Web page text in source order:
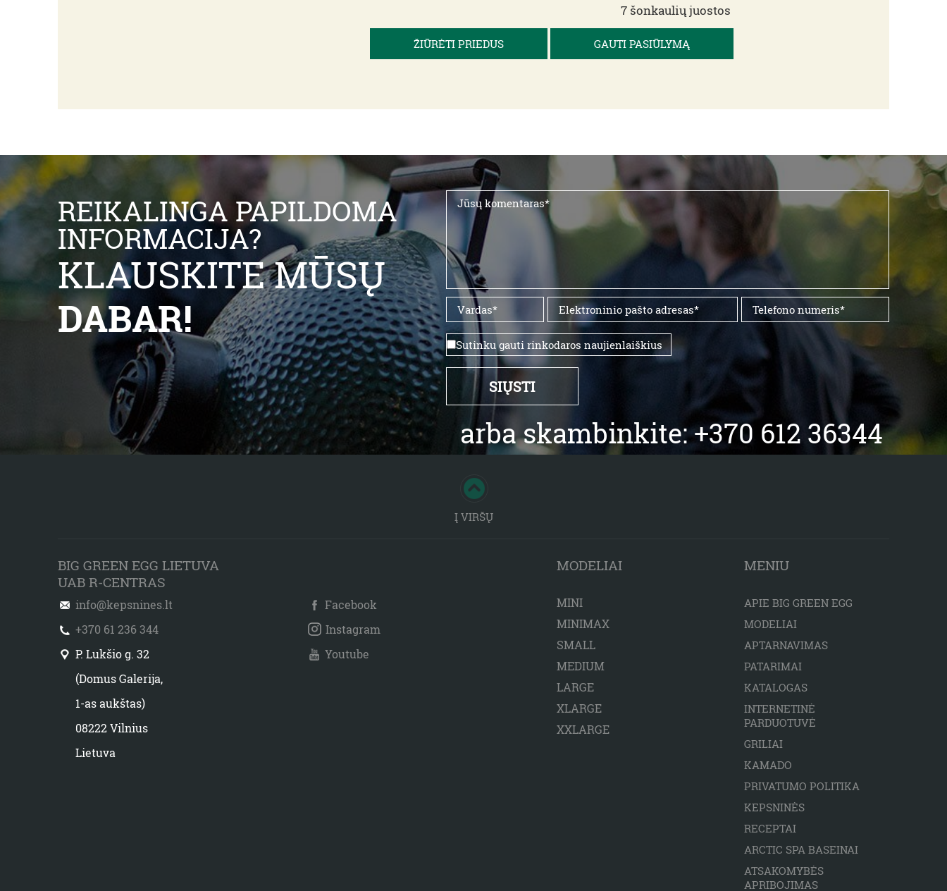
7 šonkaulių juostos
ŽIŪRĖTI PRIEDUS GAUTI PASIŪLYMĄ
REIKALINGA PAPILDOMA
INFORMACIJA?
KLAUSKITE MŪSŲ
DABAR!
Sutinku gauti rinkodaros naujienlaiškius
arba skambinkite: +370 612 36344
Į VIRŠŲ
BIG GREEN EGG LIETUVA
UAB R-CENTRAS
info@kepsnines.lt
+370 61 236 344
P. Lukšio g. 32
(Domus Galerija,
1-as aukštas)
08222 Vilnius
Lietuva
Facebook
Instagram
Youtube
MODELIAI
MINI
MINIMAX
SMALL
MEDIUM
LARGE
XLARGE
XXLARGE
MENIU
APIE BIG GREEN EGG
MODELIAI
APTARNAVIMAS
PATARIMAI
KATALOGAS
INTERNETINĖ
PARDUOTUVĖ
GRILIAI
KAMADO
PRIVATUMO POLITIKA
KEPSNINĖS
RECEPTAI
ARCTIC SPA BASEINAI
ATSAKOMYBĖS
APRIBOJIMAS